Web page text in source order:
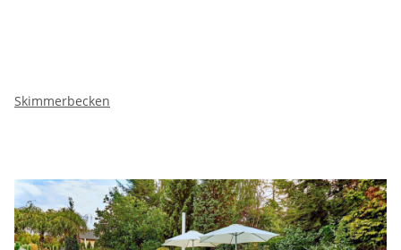
Skimmerbecken